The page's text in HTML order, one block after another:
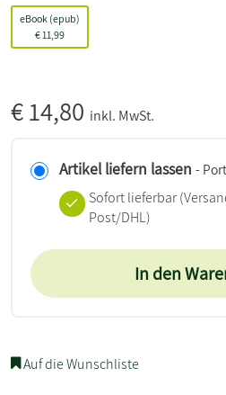
eBook (epub)
€ 11,99
€14,80 inkl. MwSt.
Artikel liefern lassen -
Sofort lieferbar
Post/DHL)
In den
Auf die Wunschliste